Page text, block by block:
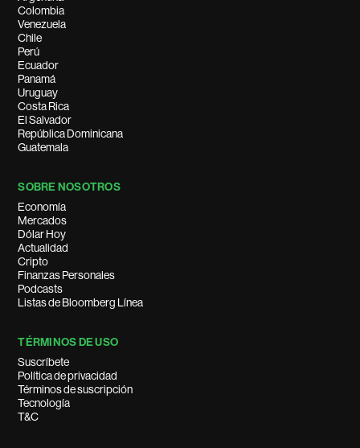
Colombia
Venezuela
Chile
Perú
Ecuador
Panamá
Uruguay
Costa Rica
El Salvador
República Dominicana
Guatemala
SOBRE NOSOTROS
Economía
Mercados
Dólar Hoy
Actualidad
Cripto
Finanzas Personales
Podcasts
Listas de Bloomberg Línea
TÉRMINOS DE USO
Suscríbete
Política de privacidad
Términos de suscripción
Tecnología
T&C